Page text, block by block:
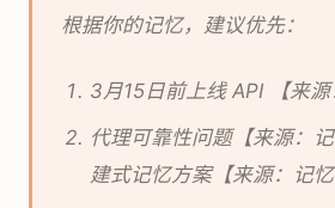
根据你的记忆，建议优先：
3月15日前上线 API 【来源
代理可靠性问题【来源：
建式记忆方案【来源：记